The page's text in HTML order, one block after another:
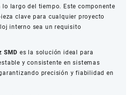
largo del tiempo. Este componente
clave para cualquier proyecto
interno sea un requisito
SMD es la solución ideal para
y consistente en sistemas
precisión y fiabilidad en